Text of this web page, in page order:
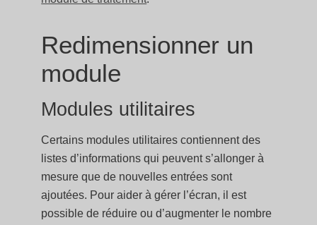
Redimensionner un
module
Modules utilitaires
Certains modules utilitaires contiennent des
listes d’informations qui peuvent s’allonger à
mesure que de nouvelles entrées sont
ajoutées. Pour aider à gérer l’écran, il est
possible de réduire ou d’augmenter le nombre